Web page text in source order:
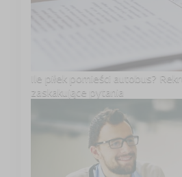
Ile piłek pomieści autobus?
zaskakujące pytania